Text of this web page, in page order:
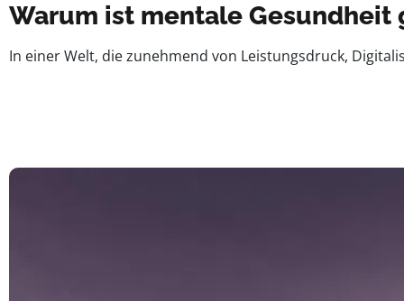
Warum ist mentale
In einer Welt, die zunehmend von Leistungsdruck,